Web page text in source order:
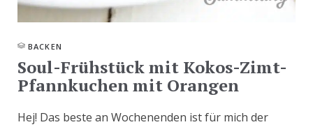
BACKEN
Soul-Frühstück mit Kokos-Zimt-
Pfannkuchen mit Orangen
Hej! Das beste an Wochenenden ist für mich der